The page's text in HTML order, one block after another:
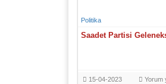
Politika
Saadet Partisi
15-04-2023 Yorum